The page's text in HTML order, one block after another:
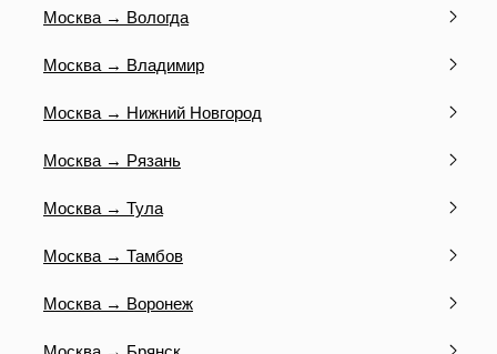
Москва → Вологда
Москва → Владимир
Москва → Нижний Новгород
Москва → Рязань
Москва → Тула
Москва → Тамбов
Москва → Воронеж